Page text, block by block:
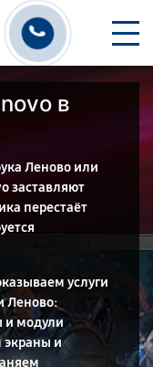
в
Леново или
заставляют
перестаёт
услуги
Леново:
и модули
экраны и